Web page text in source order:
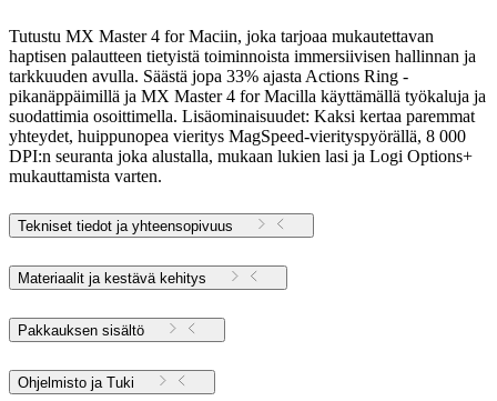
Tutustu MX Master 4 for Maciin, joka tarjoaa mukautettavan
haptisen palautteen tietyistä toiminnoista immersiivisen hallinnan ja
tarkkuuden avulla. Säästä jopa 33% ajasta Actions Ring -
pikanäppäimillä ja MX Master 4 for Macilla käyttämällä työkaluja ja
suodattimia osoittimella. Lisäominaisuudet: Kaksi kertaa paremmat
yhteydet, huippunopea vieritys MagSpeed-vierityspyörällä, 8 000
DPI:n seuranta joka alustalla, mukaan lukien lasi ja Logi Options+
mukauttamista varten.
Tekniset tiedot ja yhteensopivuus
Materiaalit ja kestävä kehitys
Pakkauksen sisältö
Ohjelmisto ja Tuki